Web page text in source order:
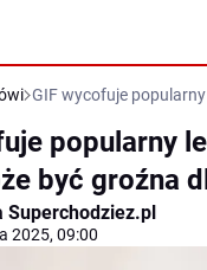
GIF wycofuje
popularny
być groźna
Superchodziez.pl
2025, 09:00